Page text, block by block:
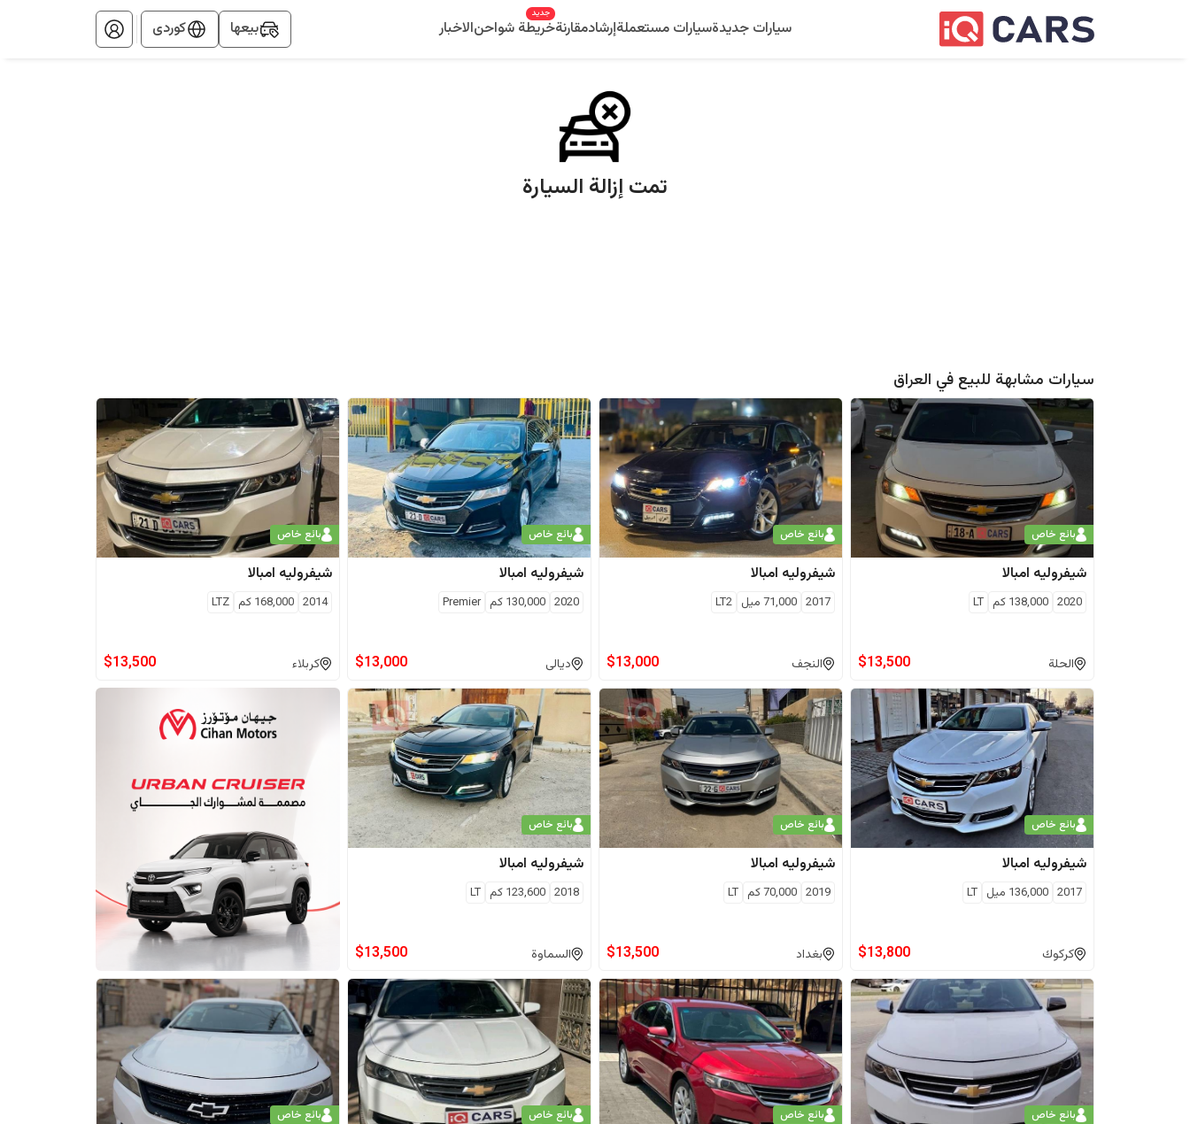
سيارات جديدةسيارات مستعملةإرشادمقارنةخريطة شواحن
جديد
الاخبار بيعها کوردی
تمت إزالة السيارة
سيارات مشابهة للبيع في العراق
بائع خاص
شيفروليه امبالا
2020
138,000 كم LT
الحلة $13,500
بائع خاص
شيفروليه امبالا
2017
71,000 ميل LT2
النجف $13,000
بائع خاص
شيفروليه امبالا
2020
130,000 كم Premier
ديالى $13,000
بائع خاص
شيفروليه امبالا
2014
168,000 كم LTZ
كربلاء $13,500
بائع خاص
شيفروليه امبالا
2017
136,000 ميل LT
كركوك $13,800
بائع خاص
شيفروليه امبالا
2019
70,000كم LT
بغداد $13,500
بائع خاص
شيفروليه امبالا
2018
123,600 كم LT
السماوة $13,500
بائع خاص بائع خاص بائع خاص بائع خاص